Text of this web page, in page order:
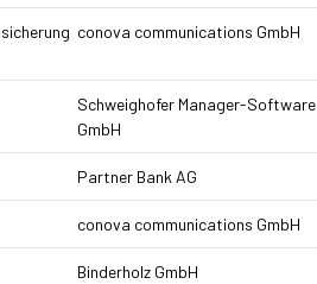
conova communications GmbH
Schweighofer Manager-Software
GmbH
Partner Bank AG
conova communications GmbH
Binderholz GmbH